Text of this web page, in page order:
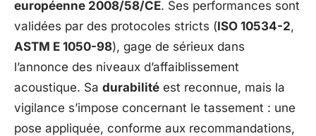
européenne 2008/58/CE. Ses performances sont
validées par des protocoles stricts (ISO 10534-2,
ASTM E 1050-98), gage de sérieux dans
l’annonce des niveaux d’affaiblissement
acoustique. Sa durabilité est reconnue, mais la
vigilance s’impose concernant le tassement : une
pose appliquée, conforme aux recommandations,